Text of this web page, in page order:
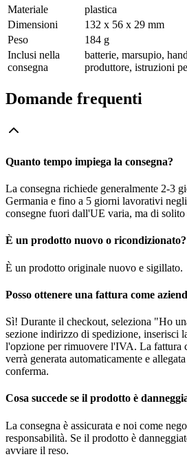
Materiale
plastica
Dimensioni
132 x 56 x 29 mm
Peso
184 g
Inclusi nella
consegna
batterie, marsupio,
produttore, istruzioni
Domande frequenti
Quanto tempo impiega la consegna?
La consegna richiede generalmente 2-3
Germania e fino a 5 giorni lavorativi
consegne fuori dall'UE varia, ma di
È un prodotto nuovo o ricondizionato?
È un prodotto originale nuovo e sigillato.
Posso ottenere una fattura come
Sì! Durante il checkout, seleziona "Ho
sezione indirizzo di spedizione, inserisci
l'opzione per rimuovere l'IVA. La fattura
verrà generata automaticamente e
conferma.
Cosa succede se il prodotto è
La consegna è assicurata e noi come
responsabilità. Se il prodotto è
avviare il reso.